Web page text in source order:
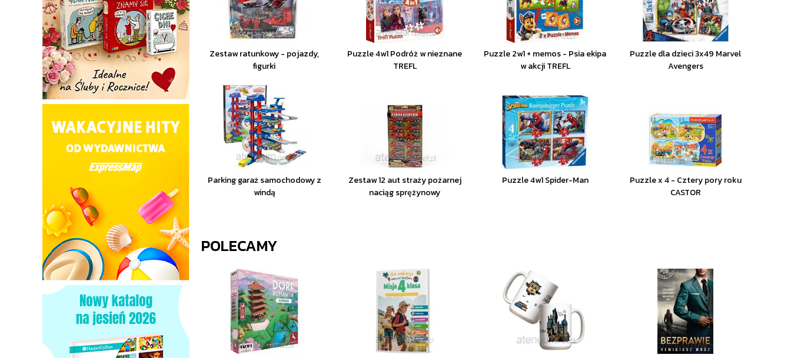
Zestaw ratunkowy - pojazdy,
figurki
Puzzle 4w1 Podróż w nieznane
TREFL
Puzzle 2w1 + memos - Psia ekipa
w akcji TREFL
Puzzle dla dzieci 3x49 Marvel
Avengers
Parking garaż samochodowy z
windą
Zestaw 12 aut straży pożarnej
naciąg sprężynowy
Puzzle 4w1 Spider-Man
Puzzle x 4 - Cztery pory roku
CASTOR
POLECAMY